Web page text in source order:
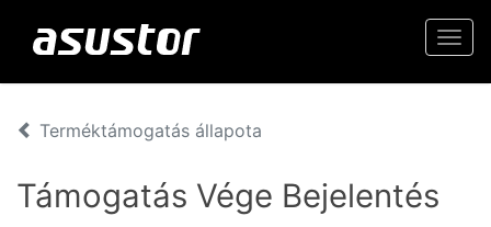
Terméktámogatás állapota
Támogatás Vége Bejelentés